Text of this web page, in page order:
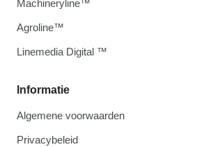
Informatie
Algemene voorwaarden
Privacybeleid
Machineryline™
Agroline™
Linemedia Digital ™